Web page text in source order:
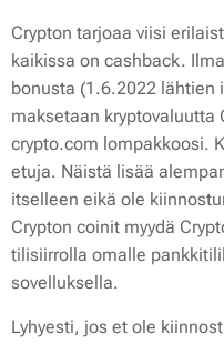
Crypton tarjoaa viisi
kaikissa on cashback.
bonusta (1.6.2022 lähtien
maksetaan kryptovaluutta
crypto.com lompakkoosi.
etuja. Näistä lisää
itselleen eikä ole
Crypton coinit myydä
tilisiirrolla omalle
sovelluksella.
Lyhyesti, jos et ole